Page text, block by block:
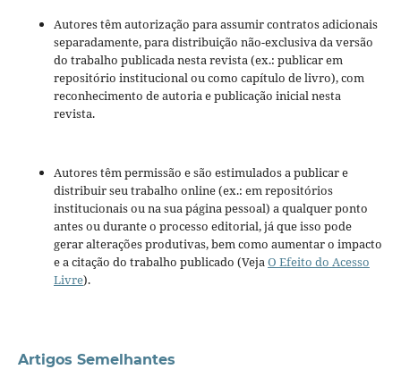
Autores têm autorização para assumir contratos adicionais
separadamente, para distribuição não-exclusiva da versão
do trabalho publicada nesta revista (ex.: publicar em
repositório institucional ou como capítulo de livro), com
reconhecimento de autoria e publicação inicial nesta
revista.
Autores têm permissão e são estimulados a publicar e
distribuir seu trabalho online (ex.: em repositórios
institucionais ou na sua página pessoal) a qualquer ponto
antes ou durante o processo editorial, já que isso pode
gerar alterações produtivas, bem como aumentar o impacto
e a citação do trabalho publicado (VejaO Efeito do Acesso
Livre).
Artigos Semelhantes